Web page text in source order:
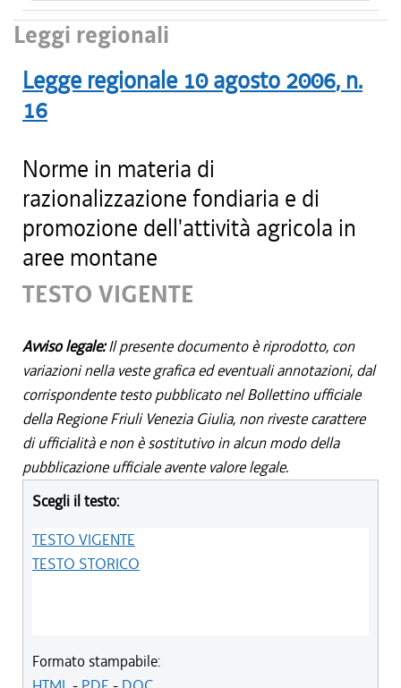
Leggi regionali
Legge regionale 10 agosto 2006, n.
16
Norme in materia di
razionalizzazione fondiaria e di
promozione dell'attività agricola in
aree montane
TESTO VIGENTE
Avviso legale:Il presente documento è riprodotto, con
variazioni nella veste grafica ed eventuali annotazioni, dal
corrispondente testo pubblicato nel Bollettino ufficiale
della Regione Friuli Venezia Giulia, non riveste carattere
di ufficialità e non è sostitutivo in alcun modo della
pubblicazione ufficiale avente valore legale.
Scegli il testo:
TESTO VIGENTE
TESTO STORICO
Formato stampabile: